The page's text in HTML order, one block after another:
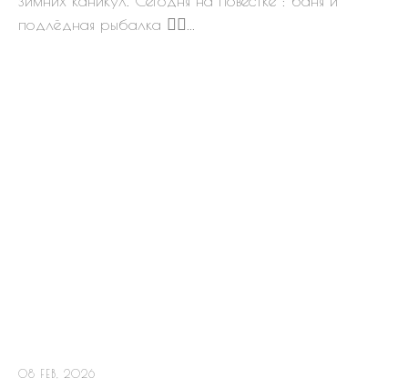
подлёдная рыбалка 👇🏻...
08 FEB, 2026